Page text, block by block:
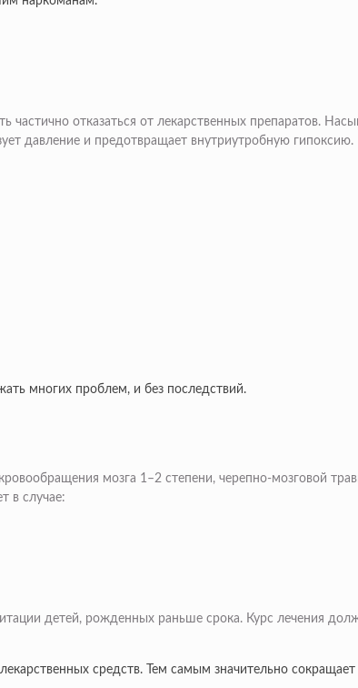
отказаться от лекарственных препаратов.
давление и предотвращает внутриутробную гипоксию.
многих проблем, и без последствий.
мозга 1–2 степени, черепно-мозговой
в случае:
детей, рожденных раньше срока. Курс лечения
средств. Тем самым значительно сокращает